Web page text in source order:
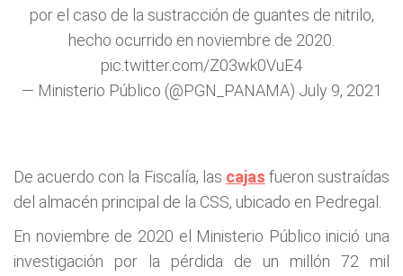
por el caso de la sustracción de guantes de nitrilo,
hecho ocurrido en noviembre de 2020.
pic.twitter.com/Z03wk0VuE4
— Ministerio Público (@PGN_PANAMA) July 9, 2021
De acuerdo con la Fiscalía, las cajas fueron sustraídas
del almacén principal de la CSS, ubicado en Pedregal.
En noviembre de 2020 el Ministerio Público inició una
investigación por la pérdida de un millón 72 mil